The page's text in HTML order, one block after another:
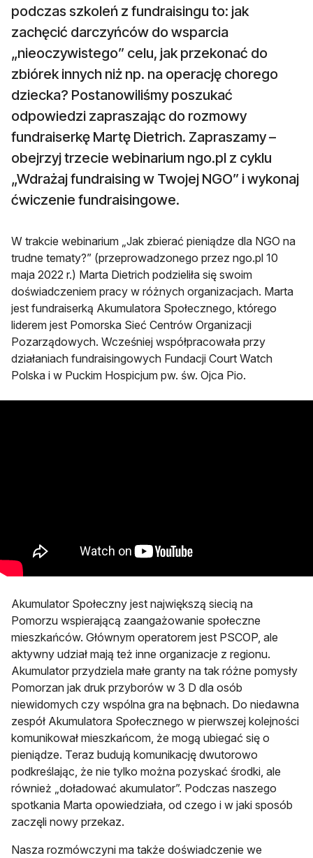
podczas szkoleń z fundraisingu to: jak
zachęcić darczyńców do wsparcia
„nieoczywistego” celu, jak przekonać do
zbiórek innych niż np. na operację chorego
dziecka? Postanowiliśmy poszukać
odpowiedzi zapraszając do rozmowy
fundraiserkę Martę Dietrich. Zapraszamy –
obejrzyj trzecie webinarium ngo.pl z cyklu
„Wdrażaj fundraising w Twojej NGO” i wykonaj
ćwiczenie fundraisingowe.
W trakcie webinarium „Jak zbierać pieniądze dla NGO na
trudne tematy?” (przeprowadzonego przez ngo.pl 10
maja 2022 r.) Marta Dietrich podzieliła się swoim
doświadczeniem pracy w różnych organizacjach. Marta
jest fundraiserką Akumulatora Społecznego, którego
liderem jest Pomorska Sieć Centrów Organizacji
Pozarządowych. Wcześniej współpracowała przy
działaniach fundraisingowych Fundacji Court Watch
Polska i w Puckim Hospicjum pw. św. Ojca Pio.
Akumulator Społeczny jest największą siecią na
Pomorzu wspierającą zaangażowanie społeczne
mieszkańców. Głównym operatorem jest PSCOP, ale
aktywny udział mają też inne organizacje z regionu.
Akumulator przydziela małe granty na tak różne pomysły
Pomorzan jak druk przyborów w 3 D dla osób
niewidomych czy wspólna gra na bębnach. Do niedawna
zespół Akumulatora Społecznego w pierwszej kolejności
komunikował mieszkańcom, że mogą ubiegać się o
pieniądze. Teraz budują komunikację dwutorowo
podkreślając, że nie tylko można pozyskać środki, ale
również „doładować akumulator”. Podczas naszego
spotkania Marta opowiedziała, od czego i w jaki sposób
zaczęli nowy przekaz.
Nasza rozmówczyni ma także doświadczenie we